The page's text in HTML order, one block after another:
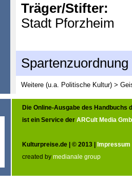
Träger/Stifter:
Stadt Pforzheim
Spartenzuordnung
Weitere (u.a. Politische Kultur) >
Die Online-Ausgabe des Handbuchs
ist ein Service der ARCult Media
Kulturpreise.de | © 2013 | Impressum
created by medianale group